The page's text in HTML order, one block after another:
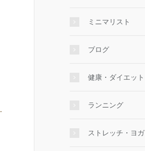
ミニマリスト
ブログ
健康・ダイエット
ランニング
ストレッチ・ヨガ